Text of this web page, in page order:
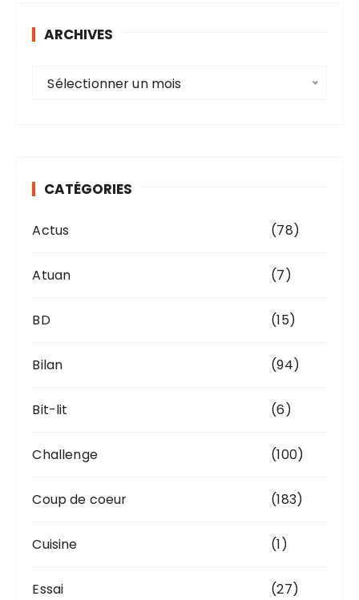
ARCHIVES
e
Sélectionner un mois
CATÉGORIES
Actus (78)
Atuan (7)
BD (15)
Bilan (94)
Bit-lit (6)
Challenge (100)
Coup de coeur (183)
Cuisine (1)
Essai (27)